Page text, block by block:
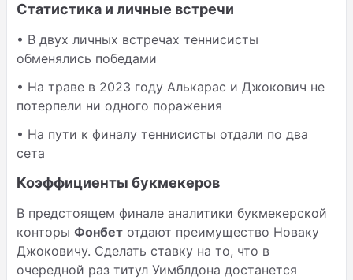
Статистика и личные встречи
• В двух личных встречах теннисисты
обменялись победами
• На траве в 2023 году Алькарас и Джокович не
потерпели ни одного поражения
• На пути к финалу теннисисты отдали по два
сета
Коэффициенты букмекеров
В предстоящем финале аналитики букмекерской
конторы Фонбет отдают преимущество Новаку
Джоковичу. Сделать ставку на то, что в
очередной раз титул Уимблдона достанется